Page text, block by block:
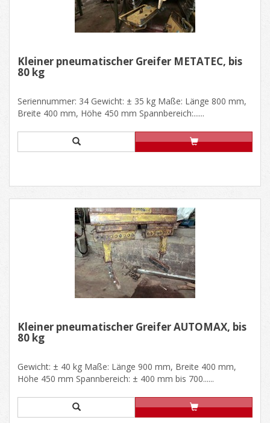
Kleiner pneumatischer Greifer METATEC, bis
80 kg
Seriennummer: 34 Gewicht: ± 35 kg Maße: Länge 800 mm,
Breite 400 mm, Höhe 450 mm Spannbereich:......
Kleiner pneumatischer Greifer AUTOMAX, bis
80 kg
Gewicht: ± 40 kg Maße: Länge 900 mm, Breite 400 mm,
Höhe 450 mm Spannbereich: ± 400 mm bis 700......